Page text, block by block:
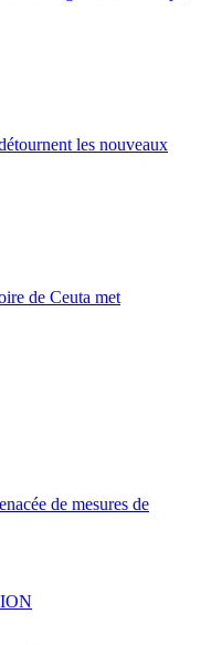
les nouveaux
de Ceuta met
de mesures de